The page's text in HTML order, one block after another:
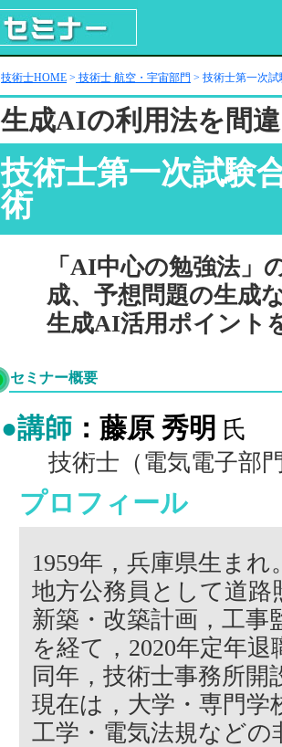
技術士HOME > 技術士 航空・宇宙部門 > 技術士第一次
生成AIの利用法を間
技術士第一次試験
術
「AI中心の勉強法」
成、予想問題の生成
生成AI活用ポイント
セミナー概要
●講師 ：藤原 秀明 氏
技術士（電気電子部
プロフィール
1959年，兵庫県生まれ
地方公務員として道路
新築・改築計画，工事
を経て，2020年定年退
同年，技術士事務所開
現在は，大学・専門学
工学・電気法規などの